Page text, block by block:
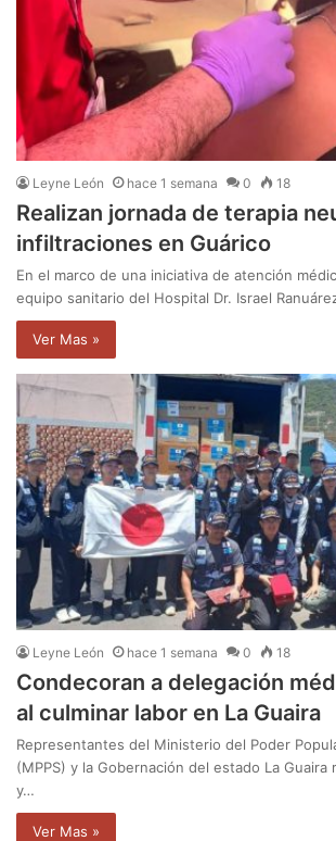
Leyne León hace 1 semana 0 18
Realizan jornada de terapia
infiltraciones en Guárico
En el marco de una iniciativa de atención
equipo sanitario del Hospital Dr. Israel
Ver Mas »
Leyne León hace 1 semana 0 18
Condecoran a delegación
al culminar labor en La Guaira
Representantes del Ministerio del Poder
(MPPS) y la Gobernación del estado La
y…
Ver Mas »